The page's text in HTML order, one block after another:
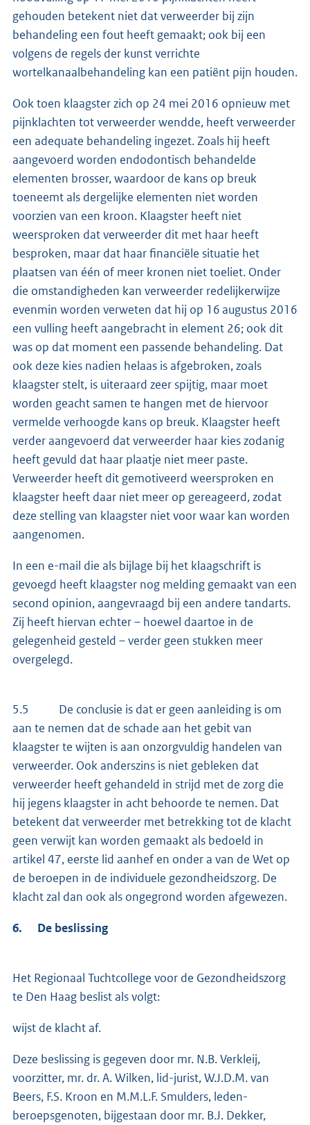
gehouden betekent niet dat verweerder bij zijn
behandeling een fout heeft gemaakt; ook bij een
volgens de regels der kunst verrichte
wortelkanaalbehandeling kan een patiënt pijn houden.
Ook toen klaagster zich op 24 mei 2016 opnieuw met
pijnklachten tot verweerder wendde, heeft verweerder
een adequate behandeling ingezet. Zoals hij heeft
aangevoerd worden endodontisch behandelde
elementen brosser, waardoor de kans op breuk
toeneemt als dergelijke elementen niet worden
voorzien van een kroon. Klaagster heeft niet
weersproken dat verweerder dit met haar heeft
besproken, maar dat haar financiële situatie het
plaatsen van één of meer kronen niet toeliet. Onder
die omstandigheden kan verweerder redelijkerwijze
evenmin worden verweten dat hij op 16 augustus 2016
een vulling heeft aangebracht in element 26; ook dit
was op dat moment een passende behandeling. Dat
ook deze kies nadien helaas is afgebroken, zoals
klaagster stelt, is uiteraard zeer spijtig, maar moet
worden geacht samen te hangen met de hiervoor
vermelde verhoogde kans op breuk. Klaagster heeft
verder aangevoerd dat verweerder haar kies zodanig
heeft gevuld dat haar plaatje niet meer paste.
Verweerder heeft dit gemotiveerd weersproken en
klaagster heeft daar niet meer op gereageerd, zodat
deze stelling van klaagster niet voor waar kan worden
aangenomen.
In een e-mail die als bijlage bij het klaagschrift is
gevoegd heeft klaagster nog melding gemaakt van een
second opinion, aangevraagd bij een andere tandarts.
Zij heeft hiervan echter – hoewel daartoe in de
gelegenheid gesteld – verder geen stukken meer
overgelegd.
5.5 De conclusie is dat er geen aanleiding is om
aan te nemen dat de schade aan het gebit van
klaagster te wijten is aan onzorgvuldig handelen van
verweerder. Ook anderszins is niet gebleken dat
verweerder heeft gehandeld in strijd met de zorg die
hij jegens klaagster in acht behoorde te nemen. Dat
betekent dat verweerder met betrekking tot de klacht
geen verwijt kan worden gemaakt als bedoeld in
artikel 47, eerste lid aanhef en onder a van de Wet op
de beroepen in de individuele gezondheidszorg. De
klacht zal dan ook als ongegrond worden afgewezen.
6. De beslissing
Het Regionaal Tuchtcollege voor de Gezondheidszorg
te Den Haag beslist als volgt:
wijst de klacht af.
Deze beslissing is gegeven door mr. N.B. Verkleij,
voorzitter, mr. dr. A. Wilken, lid-jurist, W.J.D.M. van
Beers, F.S. Kroon en M.M.L.F. Smulders, leden-
beroepsgenoten, bijgestaan door mr. B.J. Dekker,